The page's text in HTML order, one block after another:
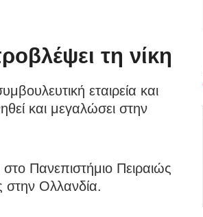
τη νίκη
εταιρεία και
και μεγαλώσει στην
Πανεπιστήμιο Πειραιώς
στην Ολλανδία.